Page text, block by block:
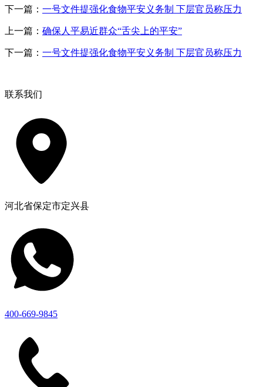
下一篇： 一号文件提强化食物平安义务制 下层官员称压力
上一篇： 确保人平易近群众“舌尖上的平安”
下一篇： 一号文件提强化食物平安义务制 下层官员称压力
联系我们
河北省保定市定兴县
400-669-9845